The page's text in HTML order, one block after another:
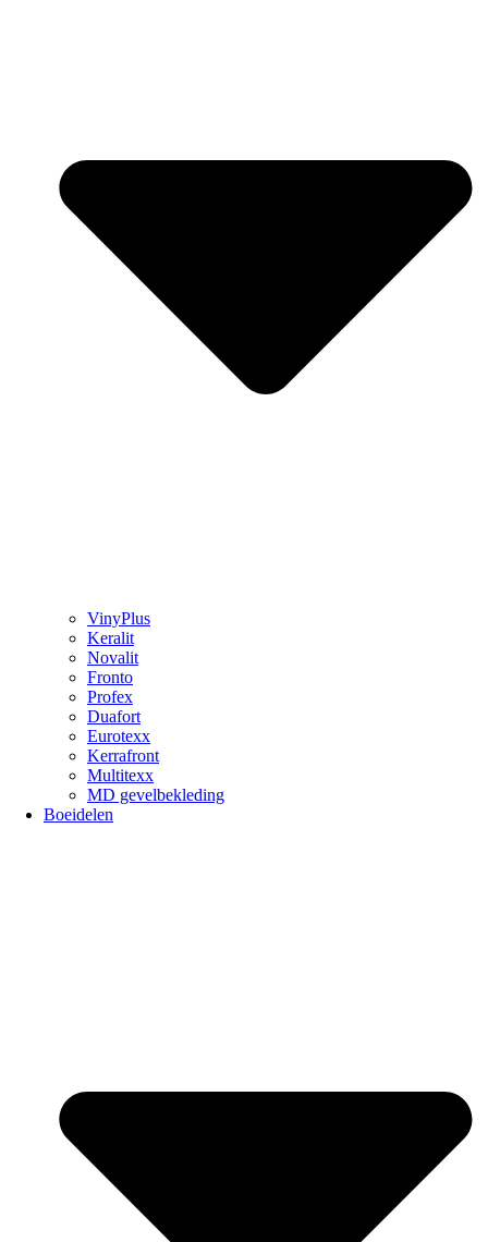
VinyPlus
Keralit
Novalit
Fronto
Profex
Duafort
Eurotexx
Kerrafront
Multitexx
MD gevelbekleding
Boeidelen